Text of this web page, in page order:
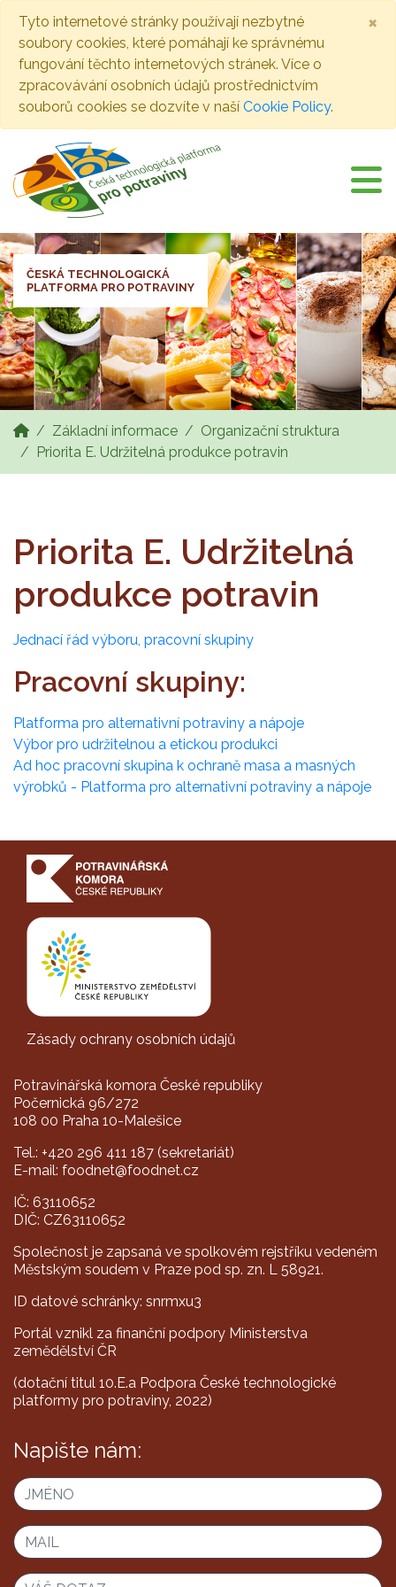
Tyto internetové stránky používají nezbytné
soubory cookies, které pomáhají ke správnému
fungování těchto internetových stránek. Více o
zpracovávání osobních údajů prostřednictvím
souborů cookies se dozvíte v naší Cookie Policy.
×
ČESKÁ TECHNOLOGICKÁ
PLATFORMA PRO POTRAVINY
Základní informace
Organizační struktura
Priorita E. Udržitelná produkce potravin
Priorita E. Udržitelná
produkce potravin
Jednací řád výboru, pracovní skupiny
Pracovní skupiny:
Platforma pro alternativní potraviny a nápoje
Výbor pro udržitelnou a etickou produkci
Ad hoc pracovní skupina k ochraně masa a masných
výrobků - Platforma pro alternativní potraviny a nápoje
Zásady ochrany osobních údajů
Potravinářská komora České republiky
Počernická 96/272
108 00 Praha 10-Malešice
Tel.: +420 296 411 187 (sekretariát)
E-mail: foodnet@foodnet.cz
IČ: 63110652
DIČ: CZ63110652
Společnost je zapsaná ve spolkovém rejstříku vedeném
Městským soudem v Praze pod sp. zn. L 58921.
ID datové schránky: snrmxu3
Portál vznikl za finanční podpory Ministerstva
zemědělství ČR
(dotační titul 10.E.a Podpora České technologické
platformy pro potraviny, 2022)
Napište nám: